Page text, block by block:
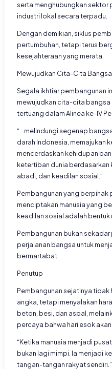
serta menghubungkan sektor
industri lokal secara terpadu.
Dengan demikian, siklus
pertumbuhan, tetapi terus
kesejahteraan yang merata.
Mewujudkan Cita-Cita Bangsa
Segala ikhtiar pembangunan
mewujudkan cita-cita
tertuang dalam Alinea ke-IV
“...melindungi segenap
darah Indonesia, memajukan
mencerdaskan kehidupan
ketertiban dunia berdasarkan
abadi, dan keadilan sosial.”
Pembangunan yang berpihak
menciptakan manusia yang
keadilan sosial adalah bentuk
Pembangunan bukan
perjalanan bangsa untuk
bermartabat.
Penutup
Pembangunan sejatinya tidak
angka, tetapi menyalakan
beton, besi, dan aspal,
percaya bahwa hari esok akan
“Ketika manusia menjadi
bukan lagi mimpi. Ia menjadi
tangan-tangan rakyat sendiri.”